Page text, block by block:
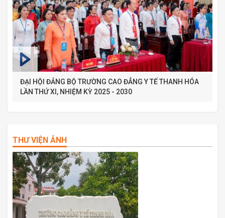
ĐẠI HỘI ĐẢNG BỘ TRƯỜNG CAO ĐẲNG Y TẾ THANH HÓA
LẦN THỨ XI, NHIỆM KỲ 2025 - 2030
THƯ VIỆN ẢNH